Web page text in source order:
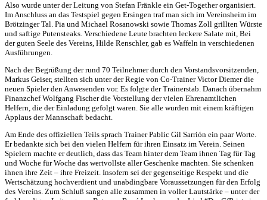
Also wurde unter der Leitung von Stefan Fränkle ein Get-Together organisiert.
Im Anschluss an das Testspiel gegen Ersingen traf man sich im Vereinsheim im
Brötzinger Tal. Pia und Michael Rosanowski sowie Thomas Zoll grillten Würste
und saftige Putensteaks. Verschiedene Leute brachten leckere Salate mit, Bei
der guten Seele des Vereins, Hilde Renschler, gab es Waffeln in verschiedenen
Ausführungen.
Nach der Begrüßung der rund 70 Teilnehmer durch den Vorstandsvorsitzenden,
Markus Geiser, stellten sich unter der Regie von Co-Trainer Victor Diemer die
neuen Spieler den Anwesenden vor. Es folgte der Trainerstab. Danach übernahm
Finanzchef Wolfgang Fischer die Vorstellung der vielen Ehrenamtlichen
Helfern, die der Einladung gefolgt waren. Sie alle wurden mit einem kräftigen
Applaus der Mannschaft bedacht.
Am Ende des offiziellen Teils sprach Trainer Pablic Gil Sarrión ein paar Worte.
Er bedankte sich bei den vielen Helfern für ihren Einsatz im Verein. Seinen
Spielern machte er deutlich, dass das Team hinter dem Team ihnen Tag für Tag
und Woche für Woche das wertvollste aller Geschenke machten. Sie schenken
ihnen ihre Zeit – ihre Freizeit. Insofern sei der gegenseitige Respekt und die
Wertschätzung hochverdient und unabdingbare Voraussetzungen für den Erfolg
des Vereins. Zum Schluß sangen alle zusammen in voller Lautstärke – unter der